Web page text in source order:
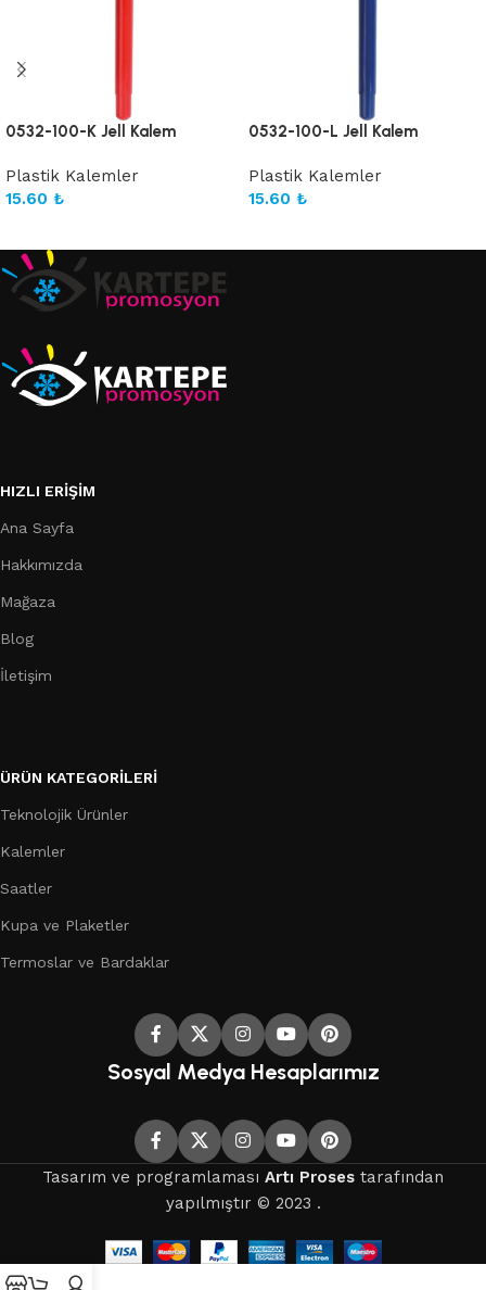
0532-100-K Jell Kalem
Plastik Kalemler
15.60 ₺
0532-100-L Jell Kalem
Plastik Kalemler
15.60 ₺
HIZLI ERIŞIM
Ana Sayfa
Hakkımızda
Mağaza
Blog
İletişim
ÜRÜN KATEGORILERI
Teknolojik Ürünler
Kalemler
Saatler
Kupa ve Plaketler
Termoslar ve Bardaklar
Sosyal Medya Hesaplarımız
Tasarım ve programlaması Artı Proses tarafından
yapılmıştır © 2023 .